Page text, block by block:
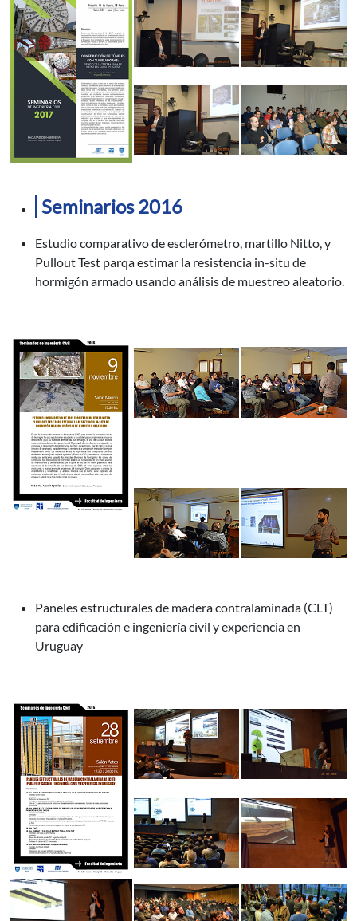
Seminarios 2016
Estudio comparativo de esclerómetro, martillo Nitto, y
Pullout Test parqa estimar la resistencia in-situ de
hormigón armado usando análisis de muestreo aleatorio.
Paneles estructurales de madera contralaminada (CLT)
para edificación e ingeniería civil y experiencia en
Uruguay